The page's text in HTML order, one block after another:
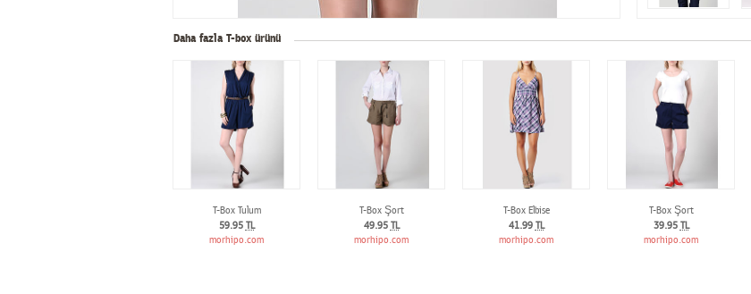
Daha fazla T-box ürünü
T-Box Tulum
59.95 TL
morhipo.com
T-Box Şort
49.95 TL
morhipo.com
T-Box Elbise
41.99 TL
morhipo.com
T-Box Şort
39.95 TL
morhipo.com